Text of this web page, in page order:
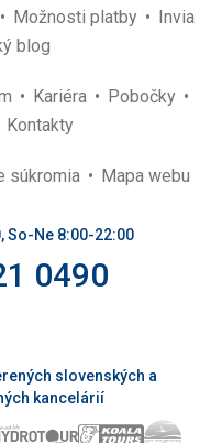
Možnosti platby
Invia
blog
Kariéra
Pobočky
Kontakty
súkromia Mapa webu
So-Ne 8:00-22:00
0490
slovenských a
kancelárií